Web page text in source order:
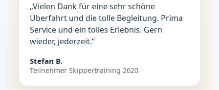
„Vielen Dank für eine sehr schöne
Überfahrt und die tolle Begleitung. Prima
Service und ein tolles Erlebnis. Gern
wieder, jederzeit.“
Stefan B.
Teilnehmer Skippertraining 2020